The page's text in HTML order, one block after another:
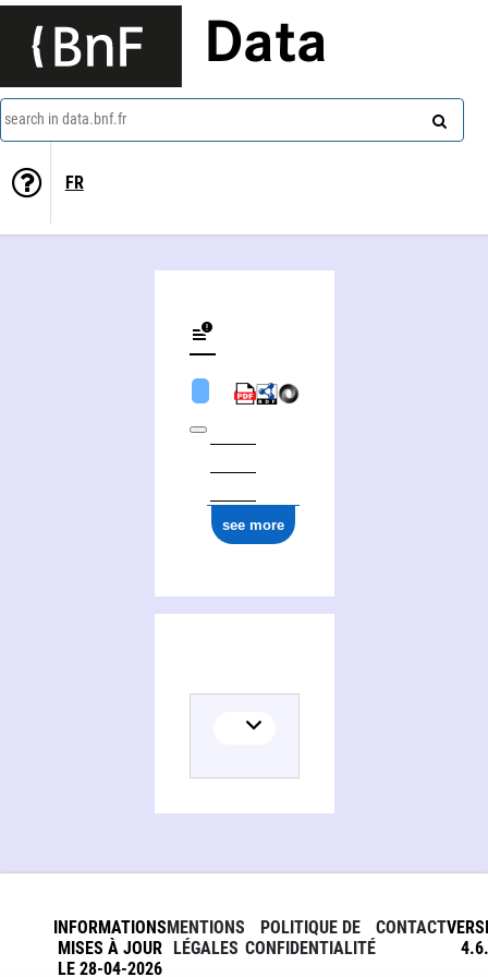
Data
search in data.bnf.fr
FR
see more
INFORMATIONS
MISES À JOUR
LE 28-04-2026
MENTIONS
LÉGALES
POLITIQUE DE
CONFIDENTIALITÉ
CONTACT